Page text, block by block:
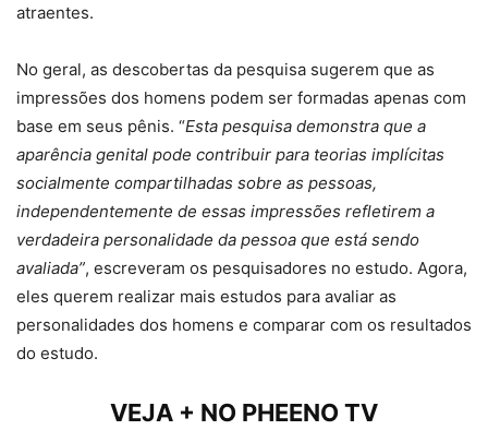
atraentes.
No geral, as descobertas da pesquisa sugerem que as
impressões dos homens podem ser formadas apenas com
base em seus pênis. “Esta pesquisa demonstra que a
aparência genital pode contribuir para teorias implícitas
socialmente compartilhadas sobre as pessoas,
independentemente de essas impressões refletirem a
verdadeira personalidade da pessoa que está sendo
avaliada”, escreveram os pesquisadores no estudo. Agora,
eles querem realizar mais estudos para avaliar as
personalidades dos homens e comparar com os resultados
do estudo.
VEJA + NO PHEENO TV